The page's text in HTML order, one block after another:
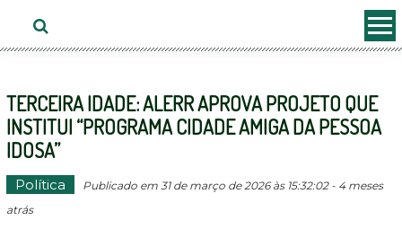
TERCEIRA IDADE: ALERR APROVA PROJETO QUE
INSTITUI “PROGRAMA CIDADE AMIGA DA PESSOA
IDOSA”
Política
Publicado em 31 de março de 2026 às 15:32:02 - 4 meses
atrás